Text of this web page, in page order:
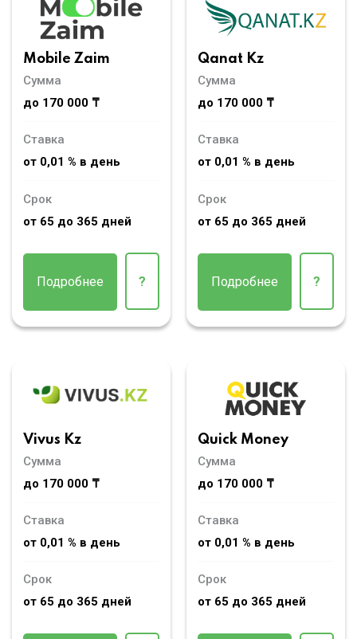
Mobile Zaim
Сумма
до 170 000 ₸
Ставка
от 0,01 % в день
Срок
от 65 до 365 дней
Подробнее ?
Qanat Kz
Сумма
до 170 000 ₸
Ставка
от 0,01 % в день
Срок
от 65 до 365 дней
Подробнее ?
Vivus Kz
Сумма
до 170 000 ₸
Ставка
от 0,01 % в день
Срок
от 65 до 365 дней
Quick Money
Сумма
до 170 000 ₸
Ставка
от 0,01 % в день
Срок
от 65 до 365 дней